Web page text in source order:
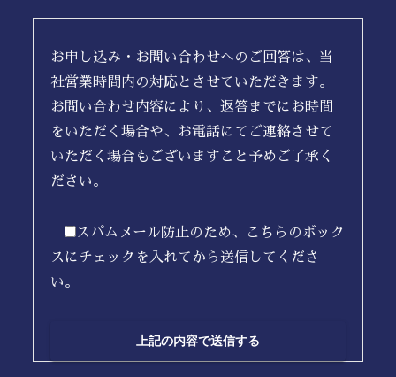
お申し込み・お問い合わせへのご回答は、当
社営業時間内の対応とさせていただきます。
お問い合わせ内容により、返答までにお時間
をいただく場合や、お電話にてご連絡させて
いただく場合もございますこと予めご了承く
ださい。
スパムメール防止のため、こちらのボック
スにチェックを入れてから送信してくださ
い。